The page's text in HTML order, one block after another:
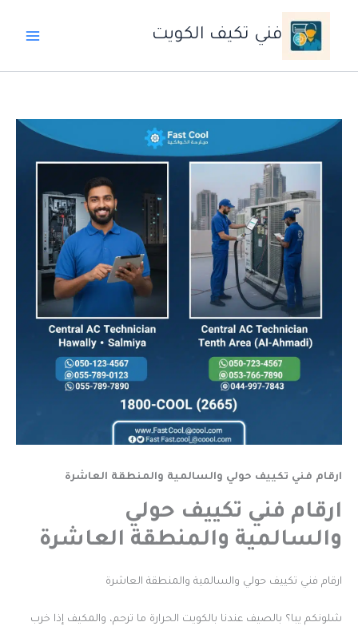
المحتوى
فني تكيف الكويت
ارقام فني تكييف حولي والسالمية والمنطقة العاشرة
ارقام فني تكييف حولي
والسالمية والمنطقة العاشرة
ارقام فني تكييف حولي والسالمية والمنطقة العاشرة
شلونكم يبا؟ بالصيف عندنا بالكويت الحرارة ما ترحم، والمكيف إذا خرب